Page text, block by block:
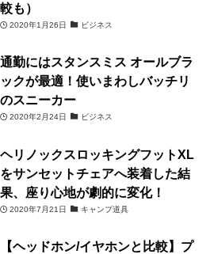
較も）
2020年1月26日 ビジネス
通勤にはスタンスミス オールブラ
ックが最適！使いまわしバッチリ
のスニーカー
2020年2月24日 ビジネス
ヘリノックスロッキングフットXL
をサンセットチェアへ装着した結
果、座り心地が劇的に変化！
2020年7月21日 キャンプ道具
【ヘッドホン/イヤホンと比較】プ